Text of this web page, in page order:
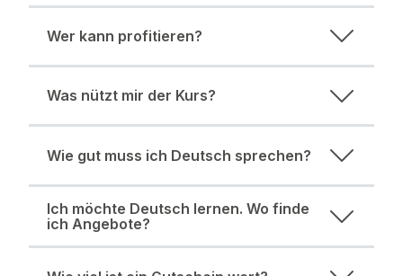
Wer kann profitieren?
Was nützt mir der Kurs?
Wie gut muss ich Deutsch sprechen?
Ich möchte Deutsch lernen. Wo finde
ich Angebote?